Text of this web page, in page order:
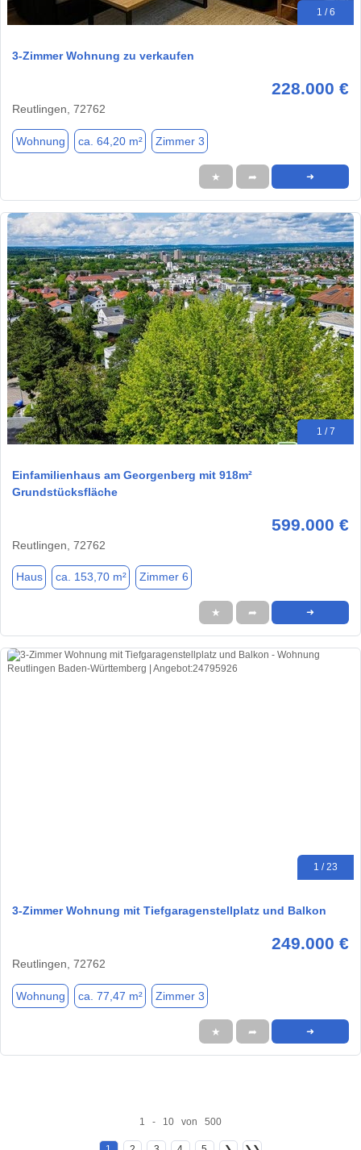
1 / 6
3-Zimmer Wohnung zu verkaufen
228.000 €
Reutlingen, 72762
Wohnung ca. 64,20 m² Zimmer 3
★ ➦ ➜
1 / 7
Einfamilienhaus am Georgenberg mit 918m²
Grundstücksfläche
599.000 €
Reutlingen, 72762
Haus ca. 153,70 m² Zimmer 6
★ ➦ ➜
1 / 23
3-Zimmer Wohnung mit Tiefgaragenstellplatz und Balkon
249.000 €
Reutlingen, 72762
Wohnung ca. 77,47 m² Zimmer 3
★ ➦ ➜
1 - 10 von 500